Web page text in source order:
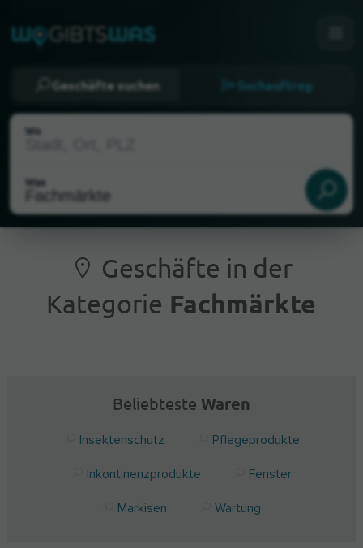
Geschäfte suchen Suchauftrag
Wo
Was
Aktueller Standort
Geschäfte in der
Kategorie Fachmärkte
Beliebteste Waren
Insektenschutz Pflegeprodukte
Inkontinenzprodukte Fenster
Markisen Wartung